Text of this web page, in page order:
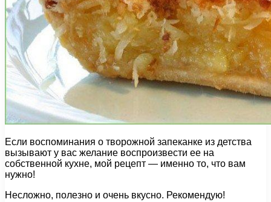
Если воспоминания о творожной запеканке из детства
вызывают у вас желание воспроизвести ее на
собственной кухне, мой рецепт — именно то, что вам
нужно!
Несложно, полезно и очень вкусно. Рекомендую!